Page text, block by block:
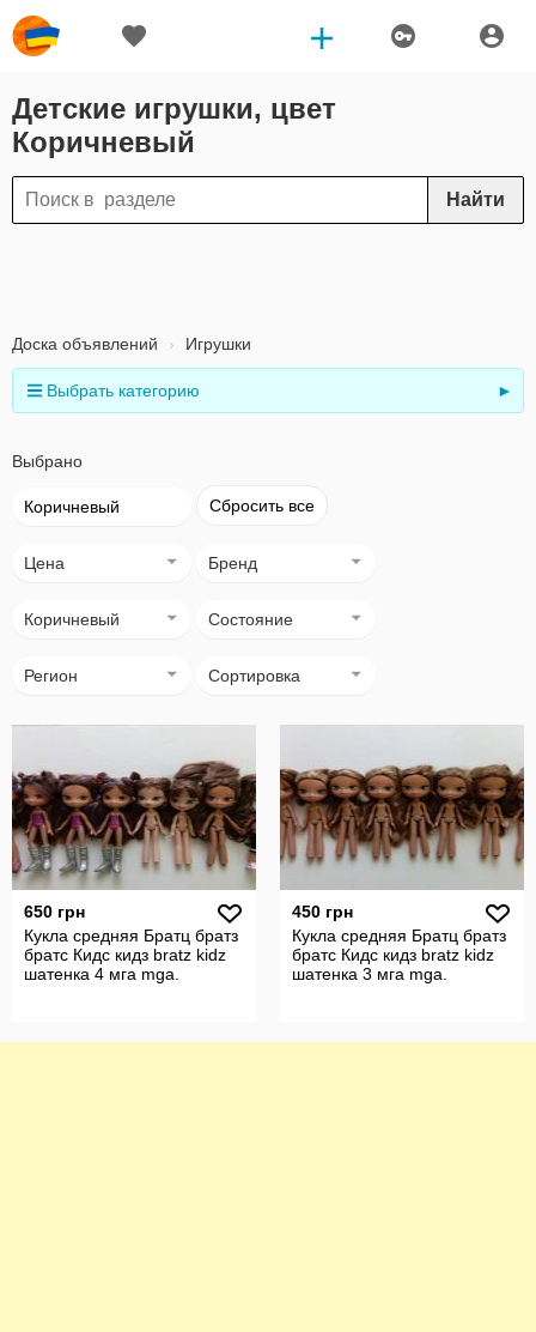
Детские игрушки, цвет
Коричневый
Найти
Доска объявлений Игрушки
Выбрать категорию ►
Выбрано
Коричневый Сбросить все
Цена Бренд
Коричневый Состояние
Регион Сортировка
650 грн
Кукла средняя Братц братз
братс Кидс кидз bratz kidz
шатенка 4 мга mga.
450 грн
Кукла средняя Братц братз
братс Кидс кидз bratz kidz
шатенка 3 мга mga.